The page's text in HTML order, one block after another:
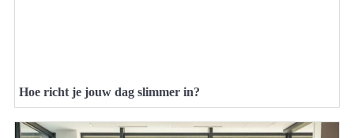
Hoe richt je jouw dag slimmer in?